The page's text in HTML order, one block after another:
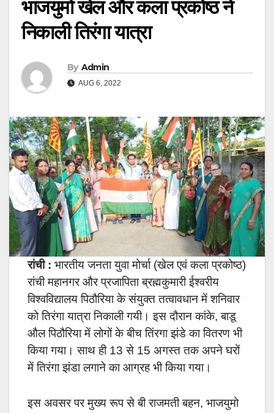
भाजयुमो खेल और कला प्रकोष्ठ ने
निकाली तिरंगा यात्रा
By Admin
AUG 6, 2022
रांची : भारतीय जनता युवा मोर्चा (खेल एवं कला प्रकोष्ठ)
रांची महानगर और प्रजापिता ब्रह्मकुमारी ईश्वरीय
विश्वविद्यालय पिठौरिया के संयुक्त तत्वावधान में शनिवार
को तिरंगा यात्रा निकाली गयी। इस दौरान कांके, बाडू
औल पिठौरिया में लोगों के बीच तिंरगा झंडे का वितरण भी
किया गया। साथ ही 13 से 15 अगस्त तक अपने घरों
में तिरंगा झंडा लगाने का आग्रह भी किया गया।
इस अवसर पर मुख्य रूप से बी राजमती बहन, भाजयुमो